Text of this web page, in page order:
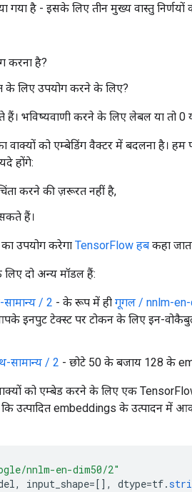
गया है - इसके लिए तीन मुख्य वास्तु
करना है?
के लिए उपयोग करने के लिए?
हैं। भविष्यवाणी करने के लिए लेबल या तो 0
वाक्यों को एम्बेडिंग वैक्टर में बदलना है।
होंगे:
करने की ज़रूरत नहीं है,
हैं।
उपयोग करेगा TensorFlow हब कहा
दो अन्य मॉडल हैं:
/ 2 - के रूप में ही गूगल / nnlm-
इनपुट टेक्स्ट पर टोकन के लिए इन-
सामान्य / 2 - छोटे 50 के बजाय 128 के
को एम्बेड करने के लिए एक
उत्पादित embeddings के उत्पादन में
nnlm-en-dim50/2"
, input_shape=[], dtype=tf.